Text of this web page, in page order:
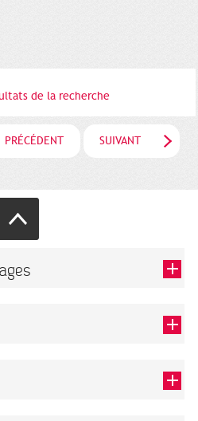
de la recherche
PRÉCÉDENT SUIVANT